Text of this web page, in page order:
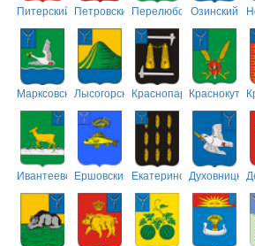
Питерский ПетровскийПерелюбскийОзинский
МарксовскийЛысогорскийКраснопартизанский
ИвантеевскийЕршовский ЕкатериновскийДуховницкий